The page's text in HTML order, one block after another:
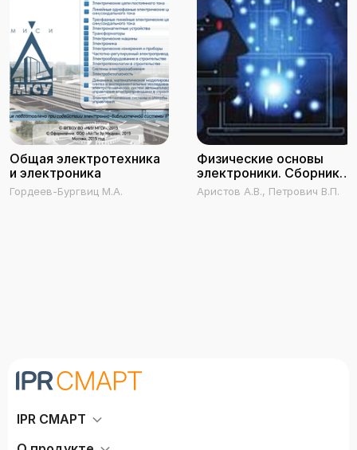
Общая электротехника
и электроника
Гордеев-Бургвиц М.А.
Физические основы
электроники. Сборник
задач и примеры их
решения
Аристов А.В., Петрович В.П.
IPR СМАРТ